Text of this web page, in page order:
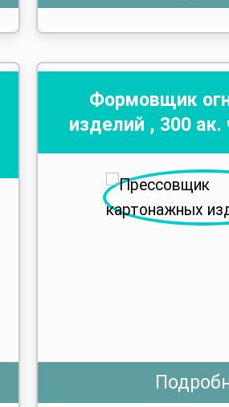
Формовщик
изделий , 300ак.